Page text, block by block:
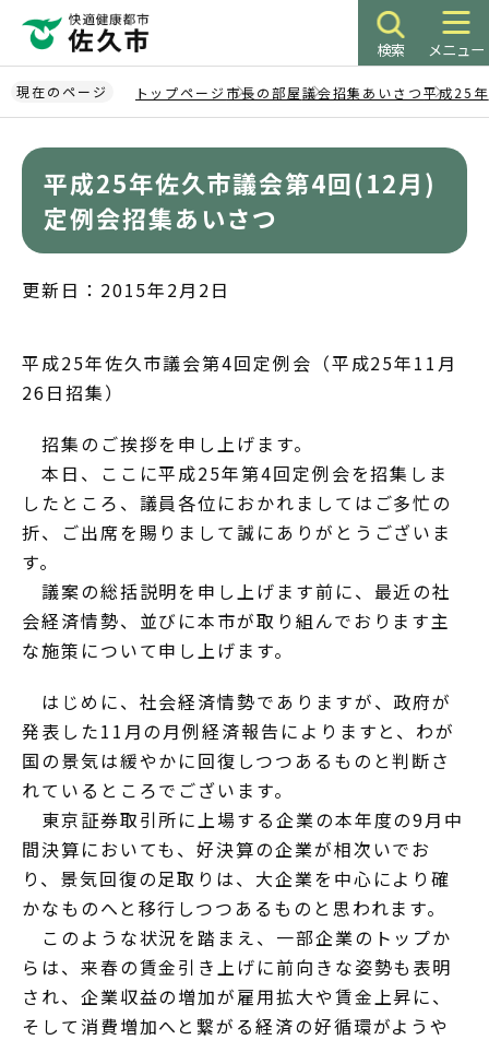
ペ
ー
ジ
検索 メニュー
現在のページ トップページ 市長の部屋議会招集あいさつ平成25年
平成25年佐久市議会第4回(12月)
定例会招集あいさつ
更新日：2015年2月2日
平成25年佐久市議会第4回定例会（平成25年11月
26日招集）
招集のご挨拶を申し上げます。
本日、ここに平成25年第4回定例会を招集しま
したところ、議員各位におかれましてはご多忙の
折、ご出席を賜りまして誠にありがとうございま
す。
議案の総括説明を申し上げます前に、最近の社
会経済情勢、並びに本市が取り組んでおります主
な施策について申し上げます。
はじめに、社会経済情勢でありますが、政府が
発表した11月の月例経済報告によりますと、わが
国の景気は緩やかに回復しつつあるものと判断さ
れているところでございます。
東京証券取引所に上場する企業の本年度の9月中
間決算においても、好決算の企業が相次いでお
り、景気回復の足取りは、大企業を中心により確
かなものへと移行しつつあるものと思われます。
このような状況を踏まえ、一部企業のトップか
らは、来春の賃金引き上げに前向きな姿勢も表明
され、企業収益の増加が雇用拡大や賃金上昇に、
そして消費増加へと繋がる経済の好循環がようや